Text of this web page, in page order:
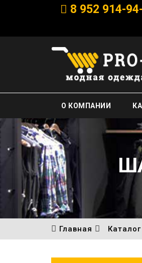
8 952 914-
О КОМПАНИИ
Главная Каталог